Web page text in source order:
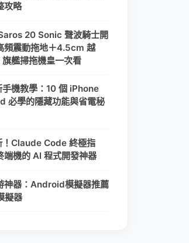
攻略
20 Sonic 聲波騎士開
頻震動拖地＋4.5cm 越
艦掃拖機皇一次看
機教學：10 個 iPhone
必學的隱藏功能與省電秘
Claude Code 終極指
端機的 AI 程式開發神器
神器：Android模擬器推薦
擬器